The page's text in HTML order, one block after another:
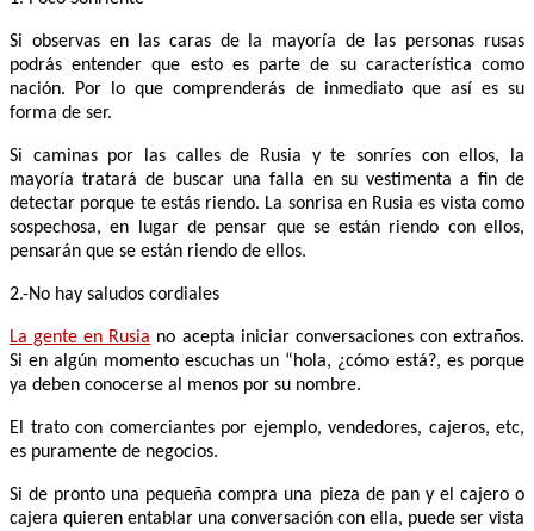
Si observas en las caras de la mayoría de las personas rusas
podrás entender que esto es parte de su característica como
nación. Por lo que comprenderás de inmediato que así es su
forma de ser.
Si caminas por las calles de Rusia y te sonríes con ellos, la
mayoría tratará de buscar una falla en su vestimenta a fin de
detectar porque te estás riendo. La sonrisa en Rusia es vista como
sospechosa, en lugar de pensar que se están riendo con ellos,
pensarán que se están riendo de ellos.
2.-No hay saludos cordiales
La gente en Rusia no acepta iniciar conversaciones con extraños.
Si en algún momento escuchas un “hola, ¿cómo está?, es porque
ya deben conocerse al menos por su nombre.
El trato con comerciantes por ejemplo, vendedores, cajeros, etc,
es puramente de negocios.
Si de pronto una pequeña compra una pieza de pan y el cajero o
cajera quieren entablar una conversación con ella, puede ser vista